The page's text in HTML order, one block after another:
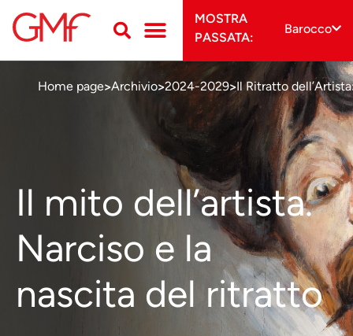
MOSTRA
PASSATA:
Barocco
Home page>Archivio>2024-2029>Il Ritratto dell’Artista
Il mito dell’artista.
Narciso e la
nascita del ritratto